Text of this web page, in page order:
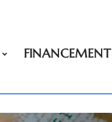
FINANCEMENT